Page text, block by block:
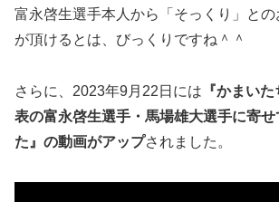
富永啓生選手本人から「そっくり」との
が頂けるとは、びっくりですね＾＾
さらに、2023年9月22日には 『かまい
表の富永啓生選手・馬場雄大選手に寄
た』の動画がアップされました。